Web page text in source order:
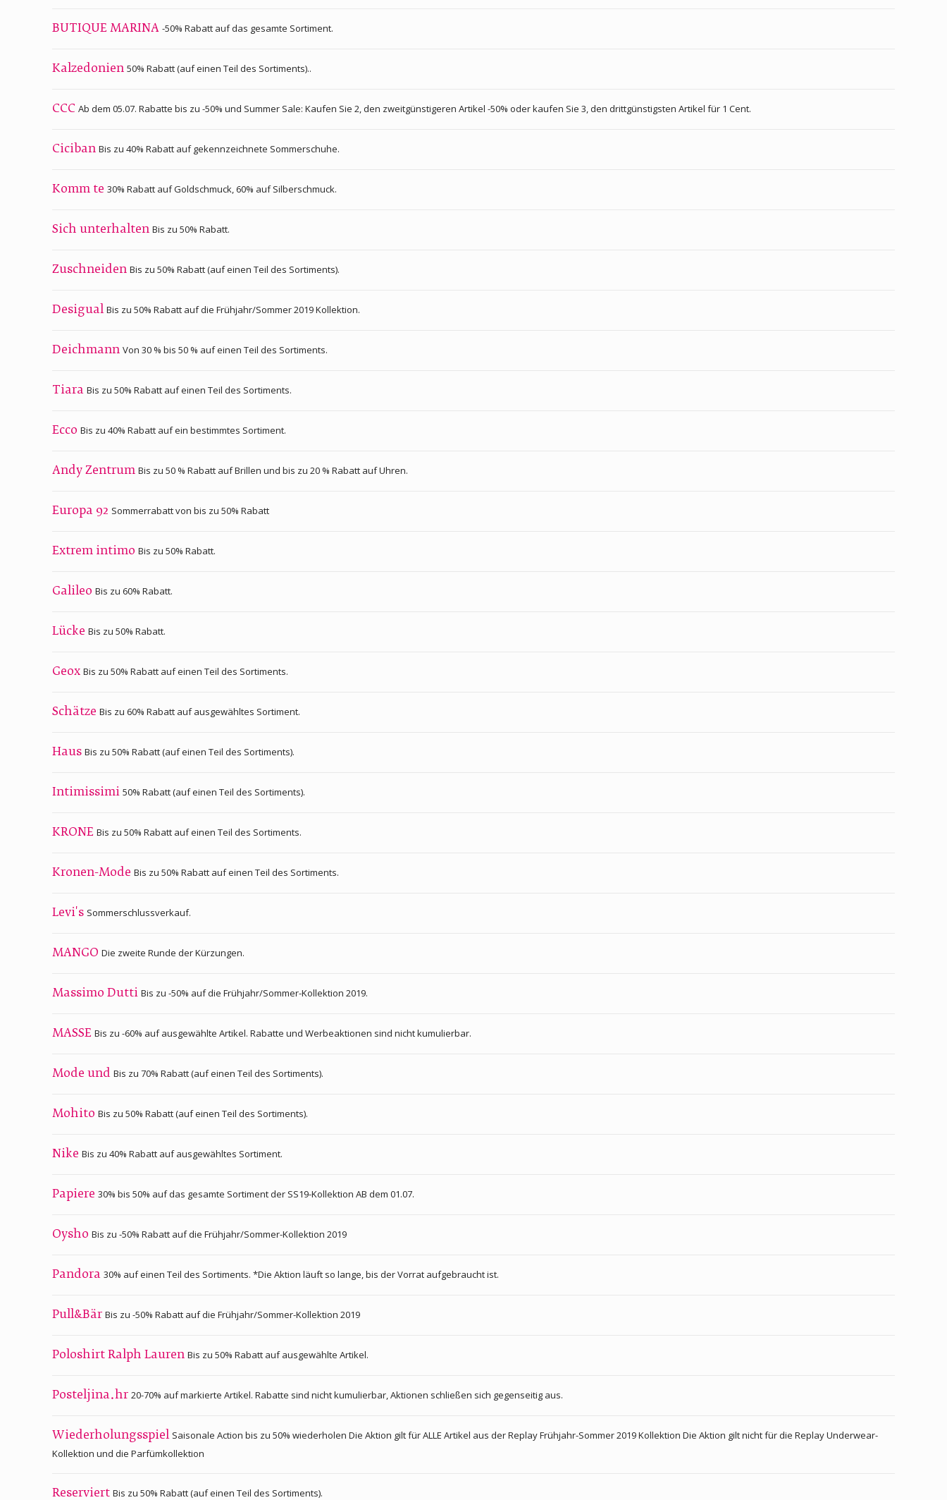
BUTIQUE MARINA-50% Rabatt auf das gesamte Sortiment.
Kalzedonien50% Rabatt (auf einen Teil des Sortiments)..
CCCAb dem 05.07. Rabatte bis zu -50% und Summer Sale: Kaufen Sie 2, den zweitgünstigeren Artikel -50% oder kaufen Sie 3, den drittgünstigsten Artikel für 1 Cent.
CicibanBis zu 40% Rabatt auf gekennzeichnete Sommerschuhe.
Komm te30% Rabatt auf Goldschmuck, 60% auf Silberschmuck.
Sich unterhaltenBis zu 50% Rabatt.
ZuschneidenBis zu 50% Rabatt (auf einen Teil des Sortiments).
DesigualBis zu 50% Rabatt auf die Frühjahr/Sommer 2019 Kollektion.
DeichmannVon 30 % bis 50 % auf einen Teil des Sortiments.
TiaraBis zu 50% Rabatt auf einen Teil des Sortiments.
EccoBis zu 40% Rabatt auf ein bestimmtes Sortiment.
Andy ZentrumBis zu 50 % Rabatt auf Brillen und bis zu 20 % Rabatt auf Uhren.
Europa 92 Sommerrabatt von bis zu 50% Rabatt
Extrem intimoBis zu 50% Rabatt.
GalileoBis zu 60% Rabatt.
LückeBis zu 50% Rabatt.
GeoxBis zu 50% Rabatt auf einen Teil des Sortiments.
SchätzeBis zu 60% Rabatt auf ausgewähltes Sortiment.
HausBis zu 50% Rabatt (auf einen Teil des Sortiments).
Intimissimi50% Rabatt (auf einen Teil des Sortiments).
KRONEBis zu 50% Rabatt auf einen Teil des Sortiments.
Kronen-ModeBis zu 50% Rabatt auf einen Teil des Sortiments.
Levi's Sommerschlussverkauf.
MANGODie zweite Runde der Kürzungen.
Massimo DuttiBis zu -50% auf die Frühjahr/Sommer-Kollektion 2019.
MASSEBis zu -60% auf ausgewählte Artikel. Rabatte und Werbeaktionen sind nicht kumulierbar.
Mode undBis zu 70% Rabatt (auf einen Teil des Sortiments).
MohitoBis zu 50% Rabatt (auf einen Teil des Sortiments).
NikeBis zu 40% Rabatt auf ausgewähltes Sortiment.
Papiere30% bis 50% auf das gesamte Sortiment der SS19-Kollektion AB dem 01.07.
OyshoBis zu -50% Rabatt auf die Frühjahr/Sommer-Kollektion 2019
Pandora30% auf einen Teil des Sortiments. *Die Aktion läuft so lange, bis der Vorrat aufgebraucht ist.
Pull&BärBis zu -50% Rabatt auf die Frühjahr/Sommer-Kollektion 2019
Poloshirt Ralph LaurenBis zu 50% Rabatt auf ausgewählte Artikel.
Posteljina.hr20-70% auf markierte Artikel. Rabatte sind nicht kumulierbar, Aktionen schließen sich gegenseitig aus.
Wiederholungsspiel Saisonale Action bis zu 50% wiederholen Die Aktion gilt für ALLE Artikel aus der Replay Frühjahr-Sommer 2019 Kollektion Die Aktion gilt nicht für die Replay Underwear-
Kollektion und die Parfümkollektion
ReserviertBis zu 50% Rabatt (auf einen Teil des Sortiments).